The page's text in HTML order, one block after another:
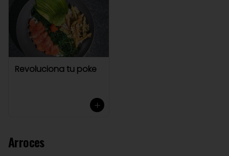
Revoluciona tu poke
Arroces